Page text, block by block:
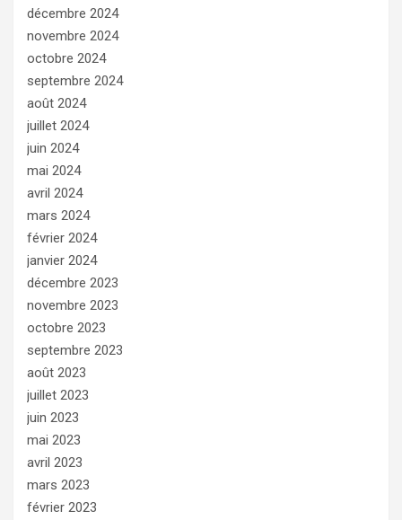
décembre 2024
novembre 2024
octobre 2024
septembre 2024
août 2024
juillet 2024
juin 2024
mai 2024
avril 2024
mars 2024
février 2024
janvier 2024
décembre 2023
novembre 2023
octobre 2023
septembre 2023
août 2023
juillet 2023
juin 2023
mai 2023
avril 2023
mars 2023
février 2023